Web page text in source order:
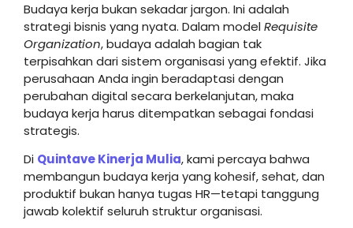
Budaya kerja bukan sekadar jargon. Ini adalah
strategi bisnis yang nyata. Dalam modelRequisite
Organization, budaya adalah bagian tak
terpisahkan dari sistem organisasi yang efektif. Jika
perusahaan Anda ingin beradaptasi dengan
perubahan digital secara berkelanjutan, maka
budaya kerja harus ditempatkan sebagai fondasi
strategis.
Di Quintave Kinerja Mulia, kami percaya bahwa
membangun budaya kerja yang kohesif, sehat, dan
produktif bukan hanya tugas HR—tetapi tanggung
jawab kolektif seluruh struktur organisasi.